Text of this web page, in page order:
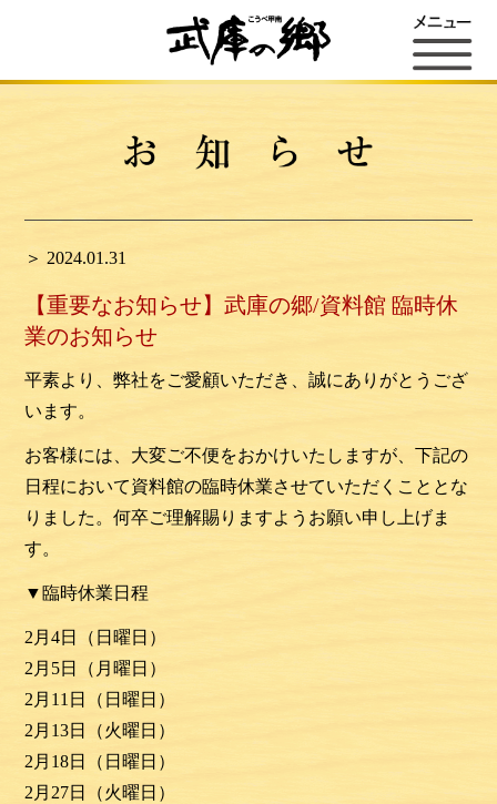
＞ 2024.01.31
【重要なお知らせ】武庫の郷/資料館 臨時休
業のお知らせ
平素より、弊社をご愛顧いただき、誠にありがとうござ
います。
お客様には、大変ご不便をおかけいたしますが、下記の
日程において資料館の臨時休業させていただくこととな
りました。何卒ご理解賜りますようお願い申し上げま
す。
▼臨時休業日程
2月4日（日曜日）
2月5日（月曜日）
2月11日（日曜日）
2月13日（火曜日）
2月18日（日曜日）
2月27日（火曜日）